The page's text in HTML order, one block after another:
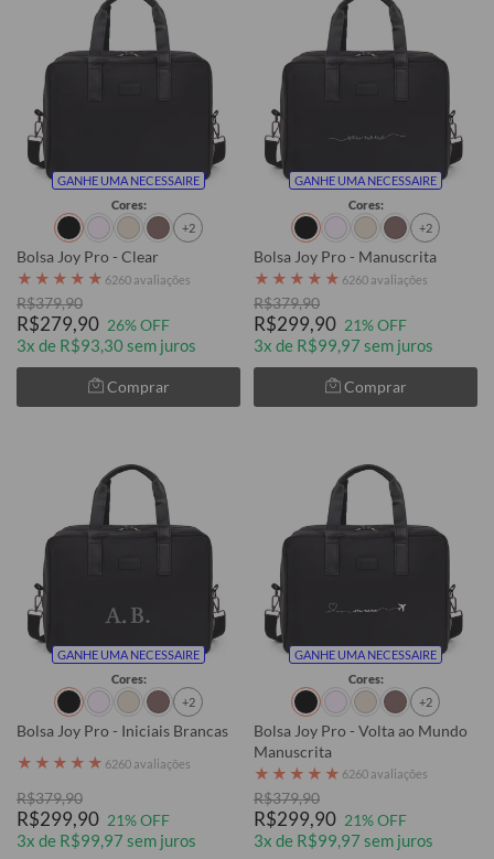
GANHE UMA NECESSAIRE
Cores:
+2
Bolsa Joy Pro - Clear
★ ★ ★ ★ ★ 6260 avaliações
R$379,90
R$279,90 26% OFF
3x de R$93,30 sem juros
Comprar
GANHE UMA NECESSAIRE
Cores:
+2
Bolsa Joy Pro - Manuscrita
★ ★ ★ ★ ★ 6260 avaliações
R$379,90
R$299,90 21% OFF
3x de R$99,97 sem juros
Comprar
GANHE UMA NECESSAIRE
Cores:
+2
Bolsa Joy Pro - Iniciais Brancas
★ ★ ★ ★ ★ 6260 avaliações
R$379,90
R$299,90 21% OFF
3x de R$99,97 sem juros
GANHE UMA NECESSAIRE
Cores:
+2
Bolsa Joy Pro - Volta ao Mundo
Manuscrita
★ ★ ★ ★ ★ 6260 avaliações
R$379,90
R$299,90 21% OFF
3x de R$99,97 sem juros